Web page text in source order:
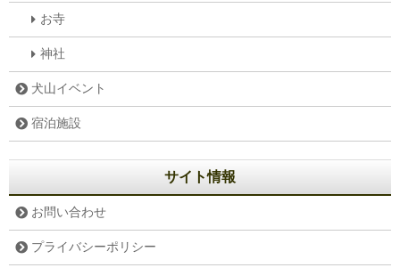
お寺
神社
犬山イベント
宿泊施設
サイト情報
お問い合わせ
プライバシーポリシー